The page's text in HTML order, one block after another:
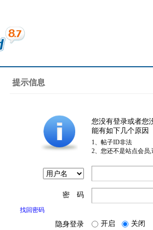
提示信息
您没有登录或者您
能有如下几个原因
1、帖子ID非法
2、您还不是站点会员
密 码
找回密码
隐身登录 开启 关闭